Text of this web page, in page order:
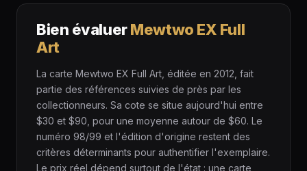
Bien évaluerMewtwo EX Full
Art
La carte Mewtwo EX Full Art, éditée en 2012, fait
partie des références suivies de près par les
collectionneurs. Sa cote se situe aujourd'hui entre
$30 et $90, pour une moyenne autour de $60. Le
numéro 98/99 et l'édition d'origine restent des
critères déterminants pour authentifier l'exemplaire.
Le prix réel dépend surtout de l'état : une carte